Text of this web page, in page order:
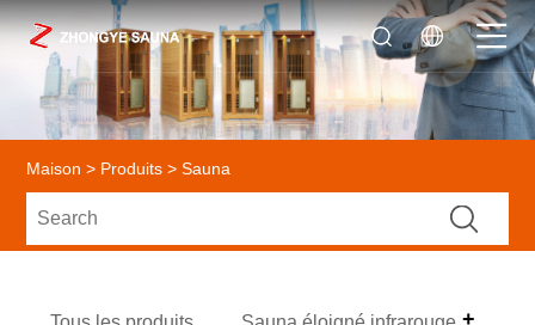
Maison > Produits > Sauna